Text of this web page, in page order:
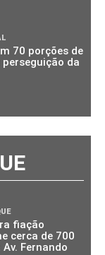
70 porções de
da
fiação
cerca de 700
Fernando